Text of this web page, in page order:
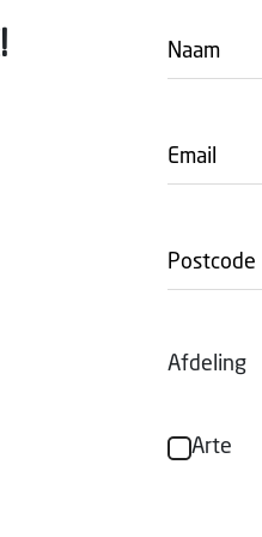
Afdeling
Arte